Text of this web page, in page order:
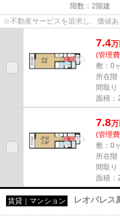
階数：2階建
☆不動産サービスを追求し、価値
7.4万
(管理
敷：0
所在階
間取り
面積：
7.8万
(管理
敷：0
所在階
間取り
面積：
賃貸｜マンション レオパレ